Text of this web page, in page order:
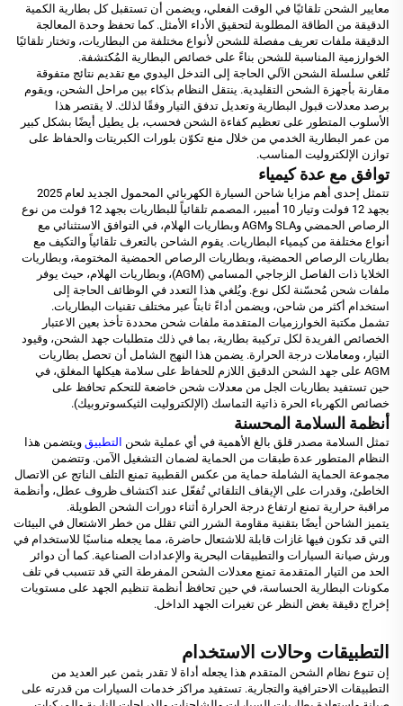
معايير الشحن تلقائيًا في الوقت الفعلي، ويضمن أن تستقبل كل بطارية الكمية
الدقيقة من الطاقة المطلوبة لتحقيق الأداء الأمثل. كما تحفظ وحدة المعالجة
الدقيقة ملفات تعريف مفصلة للشحن لأنواع مختلفة من البطاريات، وتختار تلقائيًا
الخوارزمية المناسبة للشحن بناءً على خصائص البطارية المُكتشفة.
تُلغي سلسلة الشحن الآلي الحاجة إلى التدخل اليدوي مع تقديم نتائج متفوقة
مقارنة بأجهزة الشحن التقليدية. ينتقل النظام بذكاء بين مراحل الشحن، ويقوم
برصد معدلات قبول البطارية وتعديل تدفق التيار وفقًا لذلك. لا يقتصر هذا
الأسلوب المتطور على تعظيم كفاءة الشحن فحسب، بل يطيل أيضًا بشكل كبير
من عمر البطارية الخدمي من خلال منع تكوّن بلورات الكبريتات والحفاظ على
توازن الإلكتروليت المناسب.
توافق مع عدة كيمياء
تتمثل إحدى أهم مزايا شاحن السيارة الكهربائي المحمول الجديد لعام 2025
بجهد 12 فولت وتيار 10 أمبير، المصمم تلقائياً للبطاريات بجهد 12 فولت من نوع
الرصاص الحمضي وSLA وAGM وبطاريات الهلام، في التوافق الاستثنائي مع
أنواع مختلفة من كيمياء البطاريات. يقوم الشاحن بالتعرف تلقائياً والتكيف مع
بطاريات الرصاص الحمضية، وبطاريات الرصاص الحمضية المختومة، وبطاريات
الخلايا ذات الفاصل الزجاجي المسامي (AGM)، وبطاريات الهلام، حيث يوفر
ملفات شحن مُحسّنة لكل نوع. ويُلغي هذا التعدد في الوظائف الحاجة إلى
استخدام أكثر من شاحن، ويضمن أداءً ثابتاً عبر مختلف تقنيات البطاريات.
تشمل مكتبة الخوارزميات المتقدمة ملفات شحن محددة تأخذ بعين الاعتبار
الخصائص الفريدة لكل تركيبة بطارية، بما في ذلك متطلبات جهد الشحن، وقيود
التيار، ومعاملات درجة الحرارة. يضمن هذا النهج الشامل أن تحصل بطاريات
AGM على جهد الشحن الدقيق اللازم للحفاظ على سلامة هيكلها المغلق، في
حين تستفيد بطاريات الجل من معدلات شحن خاضعة للتحكم تحافظ على
خصائص الكهرباء الحرة ذاتية التماسك (الإلكتروليت الثيكسوتروبيك).
أنظمة السلامة المحسنة
تمثل السلامة مصدر قلق بالغ الأهمية في أي عملية شحن التطبيق ويتضمن هذا
النظام المتطور عدة طبقات من الحماية لضمان التشغيل الآمن. وتتضمن
مجموعة الحماية الشاملة حماية من عكس القطبية تمنع التلف الناتج عن الاتصال
الخاطئ، وقدرات على الإيقاف التلقائي تُفعّل عند اكتشاف ظروف عطل، وأنظمة
مراقبة حرارية تمنع ارتفاع درجة الحرارة أثناء دورات الشحن الطويلة.
يتميز الشاحن أيضًا بتقنية مقاومة الشرر التي تقلل من خطر الاشتعال في البيئات
التي قد تكون فيها غازات قابلة للاشتعال حاضرة، مما يجعله مناسبًا للاستخدام في
ورش صيانة السيارات والتطبيقات البحرية والإعدادات الصناعية. كما أن دوائر
الحد من التيار المتقدمة تمنع معدلات الشحن المفرطة التي قد تتسبب في تلف
مكونات البطارية الحساسة، في حين تحافظ أنظمة تنظيم الجهد على مستويات
إخراج دقيقة بغض النظر عن تغيرات الجهد الداخل.
التطبيقات وحالات الاستخدام
إن تنوع نظام الشحن المتقدم هذا يجعله أداة لا تقدر بثمن عبر العديد من
التطبيقات الاحترافية والتجارية. تستفيد مراكز خدمات السيارات من قدرته على